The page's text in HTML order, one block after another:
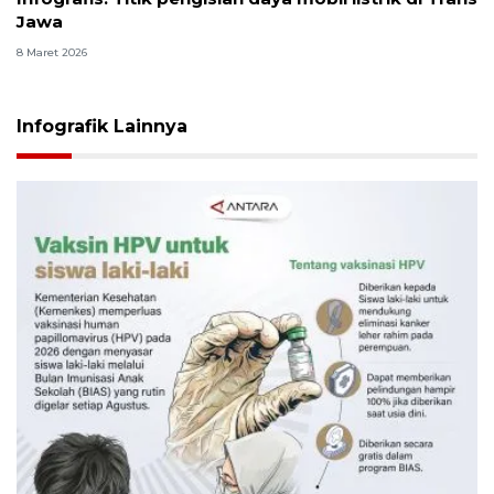
Jawa
8 Maret 2026
Infografik Lainnya